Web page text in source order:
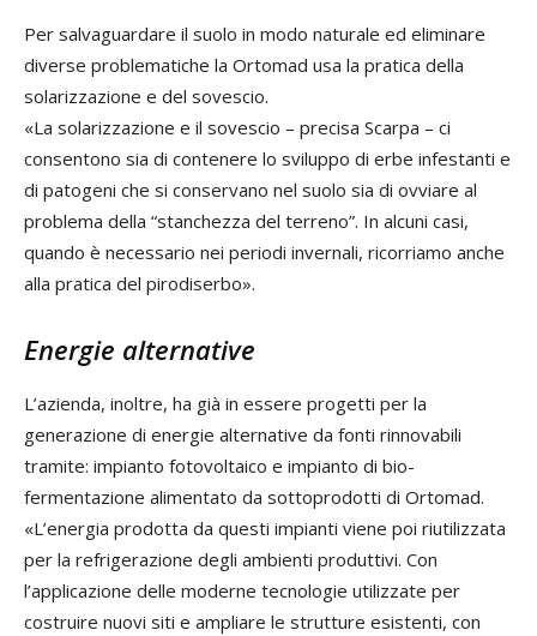
Per salvaguardare il suolo in modo naturale ed eliminare
diverse problematiche la Ortomad usa la pratica della
solarizzazione e del sovescio.
«La solarizzazione e il sovescio – precisa Scarpa – ci
consentono sia di contenere lo sviluppo di erbe infestanti e
di patogeni che si conservano nel suolo sia di ovviare al
problema della “stanchezza del terreno”. In alcuni casi,
quando è necessario nei periodi invernali, ricorriamo anche
alla pratica del pirodiserbo».
Energie alternative
L’azienda, inoltre, ha già in essere progetti per la
generazione di energie alternative da fonti rinnovabili
tramite: impianto fotovoltaico e impianto di bio-
fermentazione alimentato da sottoprodotti di Ortomad.
«L’energia prodotta da questi impianti viene poi riutilizzata
per la refrigerazione degli ambienti produttivi. Con
l’applicazione delle moderne tecnologie utilizzate per
costruire nuovi siti e ampliare le strutture esistenti, con